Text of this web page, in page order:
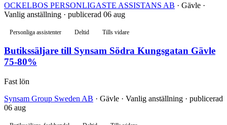
OCKELBOS PERSONLIGASTE ASSISTANS AB · Gävle ·
Vanlig anställning · publicerad 06 aug
Personliga assistenter Deltid Tills vidare
Butikssäljare till Synsam Södra Kungsgatan Gävle
75-80%
Fast lön
Synsam Group Sweden AB · Gävle · Vanlig anställning · publicerad
06 aug